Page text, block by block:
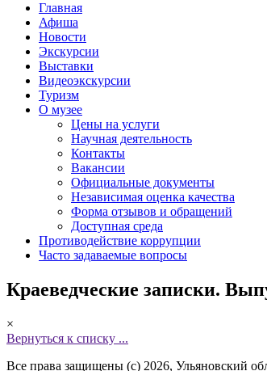
Главная
Афиша
Новости
Экскурсии
Выставки
Видеоэкскурсии
Туризм
О музее
Цены на услуги
Научная деятельность
Контакты
Вакансии
Официальные документы
Независимая оценка качества
Форма отзывов и обращений
Доступная среда
Противодействие коррупции
Часто задаваемые вопросы
Краеведческие записки.
×
Вернуться к списку ...
Все права защищены (с) 2026, Ульяновский